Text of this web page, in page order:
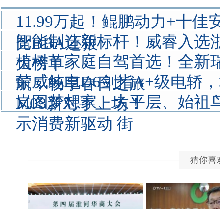
11.99万起！鲲鹏动力+十佳
比BBA还狠
智能制造新标杆！威睿入选
大榜单
植树节家庭自驾首选！全新
航，畅享春日之旅
荣威纯电D6剑指A+级电轿
M03新对手上场！
岚图梦想家、大平层、始祖
示消费新驱动 街
猜你喜